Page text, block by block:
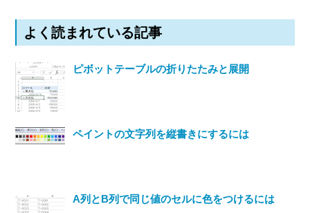
よく読まれている記事
ピボットテーブルの折りたたみと展開
ペイントの文字列を縦書きにするには
A列とB列で同じ値のセルに色をつけるには